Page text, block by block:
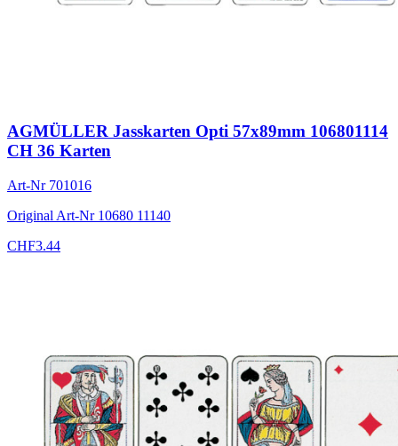
AGMÜLLER Jasskarten Opti 57x89mm 106801114
CH 36 Karten
Art-Nr 701016
Original Art-Nr 10680 11140
CHF3.44